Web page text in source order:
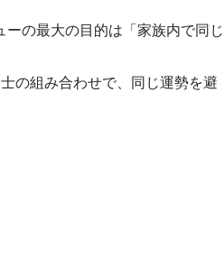
の最大の目的は「家族内で同じ
の組み合わせで、同じ運勢を避